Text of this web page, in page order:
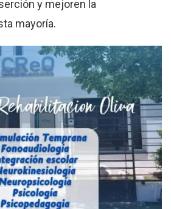
y mejoren la
mayoría.